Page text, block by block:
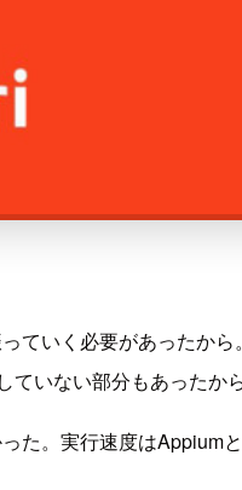
ていく必要があったから。
いない部分もあったから
た。実行速度は